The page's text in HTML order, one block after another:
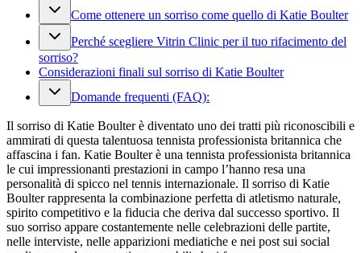
Come ottenere un sorriso come quello di Katie Boulter
Perché scegliere Vitrin Clinic per il tuo rifacimento del
sorriso?
Considerazioni finali sul sorriso di Katie Boulter
Domande frequenti (FAQ):
Il sorriso di Katie Boulter è diventato uno dei tratti più riconoscibili e
ammirati di questa talentuosa tennista professionista britannica che
affascina i fan. Katie Boulter è una tennista professionista britannica
le cui impressionanti prestazioni in campo l’hanno resa una
personalità di spicco nel tennis internazionale. Il sorriso di Katie
Boulter rappresenta la combinazione perfetta di atletismo naturale,
spirito competitivo e la fiducia che deriva dal successo sportivo. Il
suo sorriso appare costantemente nelle celebrazioni delle partite,
nelle interviste, nelle apparizioni mediatiche e nei post sui social